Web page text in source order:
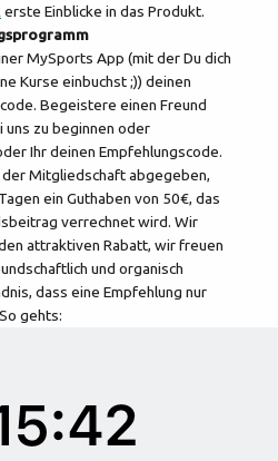
erste Einblicke in das Produkt.
MySports App (mit der Du dich
Kurse einbuchst ;)) deinen
Begeistere einen Freund
zu beginnen oder
Ihr deinen Empfehlungscode.
Mitgliedschaft abgegeben,
ein Guthaben von 50€, das
verrechnet wird. Wir
attraktiven Rabatt, wir freuen
und organisch
dass eine Empfehlung nur
gehts: